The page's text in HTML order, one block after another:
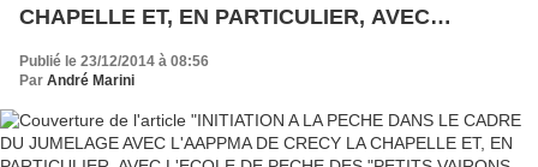
CHAPELLE ET, EN PARTICULIER, AVEC
CRECOIS".
Publié le 23/12/2014 à 08:56
Par André Marini